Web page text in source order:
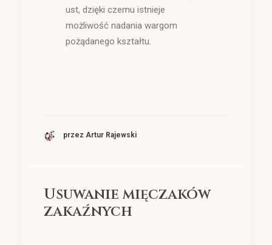
ust, dzięki czemu istnieje
możliwość nadania wargom
pożądanego kształtu.
przez Artur Rajewski
Usuwanie mięczaków
zakaźnych